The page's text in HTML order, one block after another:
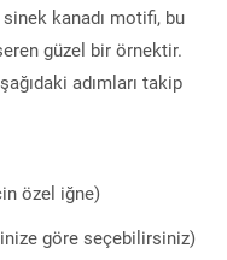
sinek kanadı motifi, bu
güzel bir örnektir.
adımları takip
özel iğne)
göre seçebilirsiniz)